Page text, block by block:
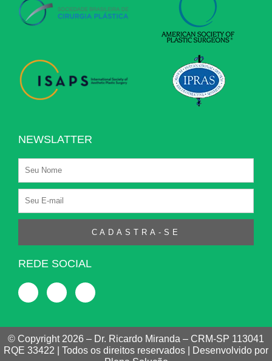
NEWSLATTER
CADASTRA-SE
REDE SOCIAL
© Copyright 2026 – Dr. Ricardo Miranda – CRM-SP 113041
RQE 33422 | Todos os direitos reservados | Desenvolvido por